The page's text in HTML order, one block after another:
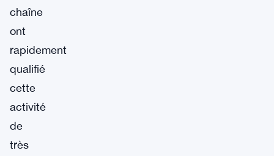
chaîne
ont
rapidement
qualifié
cette
activité
de
très